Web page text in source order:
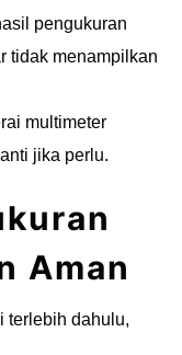
pengukuran
tidak menampilkan
multimeter
jika perlu.
Aman
terlebih dahulu,